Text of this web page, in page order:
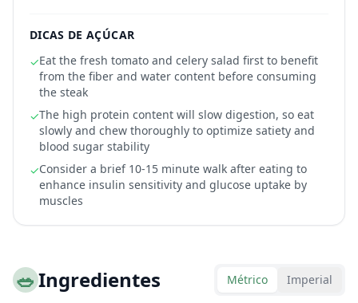
DICAS DE AÇÚCAR
✓Eat the fresh tomato and celery salad first to benefit
from the fiber and water content before consuming
the steak
✓The high protein content will slow digestion, so eat
slowly and chew thoroughly to optimize satiety and
blood sugar stability
✓Consider a brief 10-15 minute walk after eating to
enhance insulin sensitivity and glucose uptake by
muscles
🥗Ingredientes Métrico Imperial